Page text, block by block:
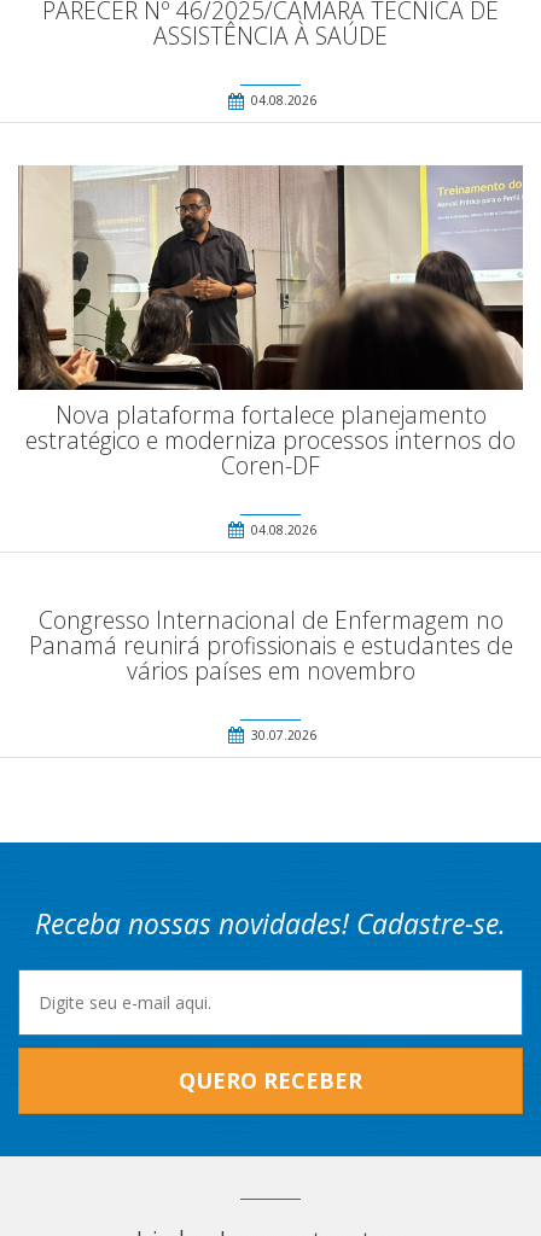
PARECER Nº 46/2025/CÂMARA TÉCNICA DE
ASSISTÊNCIA À SAÚDE
04.08.2026
Nova plataforma fortalece planejamento
estratégico e moderniza processos internos do
Coren-DF
04.08.2026
Congresso Internacional de Enfermagem no
Panamá reunirá profissionais e estudantes de
vários países em novembro
30.07.2026
Receba nossas novidades! Cadastre-se.
QUERO RECEBER